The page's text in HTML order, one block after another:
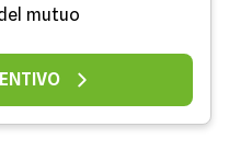
mutuo